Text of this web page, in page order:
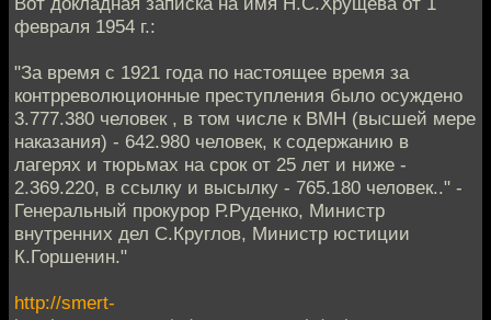
февраля 1954 г.:
"За время с 1921 года по настоящее время за
контрреволюционные преступления было осуждено
3.777.380 человек , в том числе к ВМН (высшей мере
наказания) - 642.980 человек, к содержанию в
лагерях и тюрьмах на срок от 25 лет и ниже -
2.369.220, в ссылку и высылку - 765.180 человек.." -
Генеральный прокурор Р.Руденко, Министр
внутренних дел С.Круглов, Министр юстиции
К.Горшенин."
http://smert-